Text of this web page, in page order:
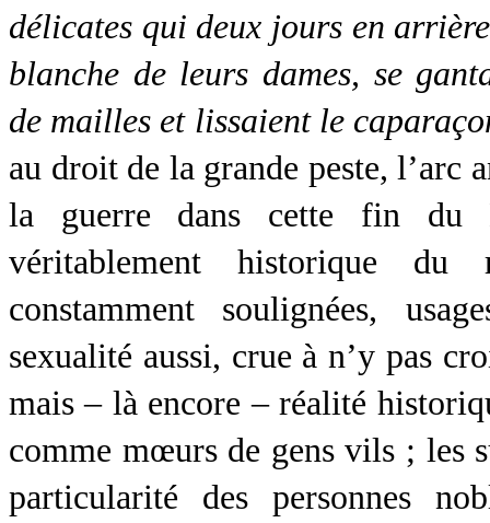
délicates qui deux jours en
blanche de leurs dames, se
de mailles et lissaient le
au droit de la grande peste, l’arc
la guerre dans cette fin du
véritablement historique
constamment soulignées,
sexualité aussi, crue à n’y pas
mais – là encore – réalité
comme mœurs de gens vils ; les
particularité des personnes